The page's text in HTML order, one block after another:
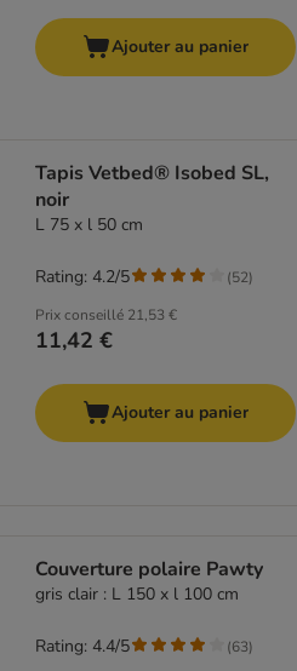
Ajouter au panier
Tapis Vetbed® Isobed SL,
noir
L 75 x l 50 cm
Prix conseillé 21,53 €
11,42 €
Rating: 4.2/5 (52)
Ajouter au panier
Couverture polaire Pawty
gris clair : L 150 x l 100 cm
Rating: 4.4/5 (63)